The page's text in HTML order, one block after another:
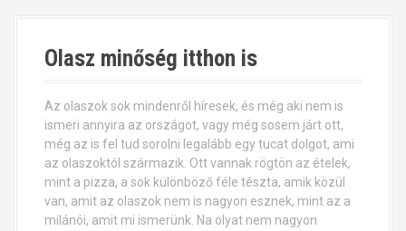
Olasz minőség itthon is
Az olaszok sok mindenről híresek, és még aki nem is
ismeri annyira az országot, vagy még sosem járt ott,
még az is fel tud sorolni legalább egy tucat dolgot, ami
az olaszoktól származik. Ott vannak rögtön az ételek,
mint a pizza, a sok különböző féle tészta, amik közül
van, amit az olaszok nem is nagyon esznek, mint az a
milánói, amit mi ismerünk. Na olyat nem nagyon